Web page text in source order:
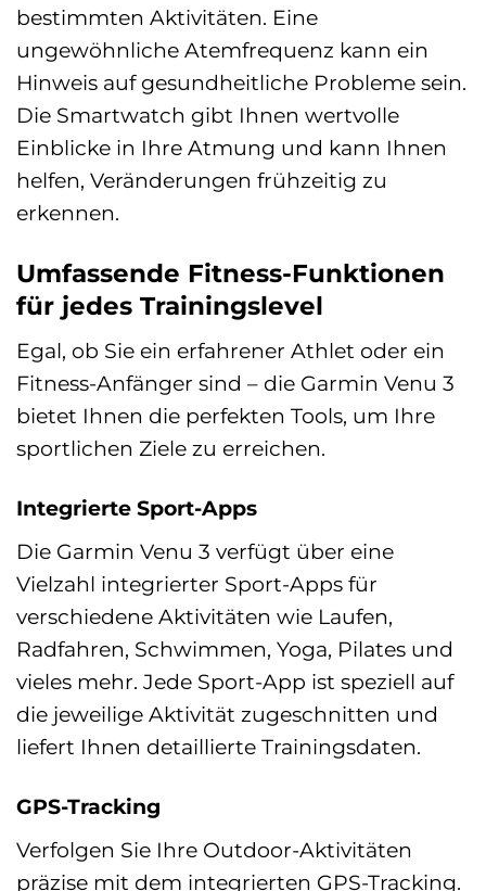
bestimmten Aktivitäten. Eine
ungewöhnliche Atemfrequenz kann ein
Hinweis auf gesundheitliche Probleme sein.
Die Smartwatch gibt Ihnen wertvolle
Einblicke in Ihre Atmung und kann Ihnen
helfen, Veränderungen frühzeitig zu
erkennen.
Umfassende Fitness-Funktionen
für jedes Trainingslevel
Egal, ob Sie ein erfahrener Athlet oder ein
Fitness-Anfänger sind – die Garmin Venu 3
bietet Ihnen die perfekten Tools, um Ihre
sportlichen Ziele zu erreichen.
Integrierte Sport-Apps
Die Garmin Venu 3 verfügt über eine
Vielzahl integrierter Sport-Apps für
verschiedene Aktivitäten wie Laufen,
Radfahren, Schwimmen, Yoga, Pilates und
vieles mehr. Jede Sport-App ist speziell auf
die jeweilige Aktivität zugeschnitten und
liefert Ihnen detaillierte Trainingsdaten.
GPS-Tracking
Verfolgen Sie Ihre Outdoor-Aktivitäten
präzise mit dem integrierten GPS-Tracking.